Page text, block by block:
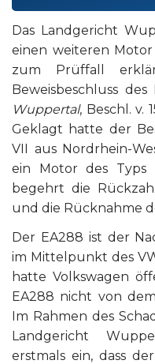
Das Landgericht
einen weiteren Motor
zum Prüffall
Beweisbeschluss
Wuppertal, Beschl. v.
Geklagt hatte der
VII aus Nordrhein-
ein Motor des Typs
begehrt die
und die Rücknahme
Der EA288 ist der
im Mittelpunkt des
hatte Volkswagen
EA288 nicht von
Im Rahmen des
Landgericht
erstmals ein, dass